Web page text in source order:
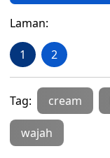
Laman:
1 2
Tag: cream
wajah